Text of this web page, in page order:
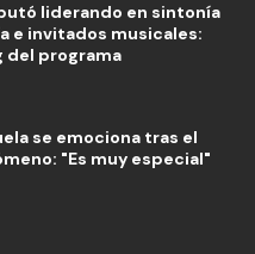
liderando en sintonía
e invitados musicales:
del programa
se emociona tras el
"Es muy especial"